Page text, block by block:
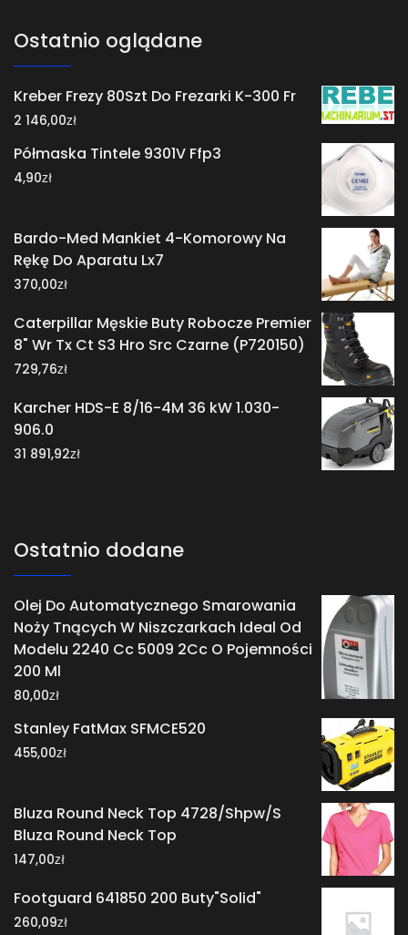
Ostatnio oglądane
Kreber Frezy 80Szt Do Frezarki K-300 Fr
2 146,00zł
Półmaska Tintele 9301V Ffp3
4,90zł
Bardo-Med Mankiet 4-Komorowy Na
Rękę Do Aparatu Lx7
370,00zł
Caterpillar Męskie Buty Robocze Premier
8" Wr Tx Ct S3 Hro Src Czarne (P720150)
729,76zł
Karcher HDS-E 8/16-4M 36 kW 1.030-
906.0
31 891,92zł
Ostatnio dodane
Olej Do Automatycznego Smarowania
Noży Tnących W Niszczarkach Ideal Od
Modelu 2240 Cc 5009 2Cc O Pojemności
200 Ml
80,00zł
Stanley FatMax SFMCE520
455,00zł
Bluza Round Neck Top 4728/Shpw/S
Bluza Round Neck Top
147,00zł
Footguard 641850 200 Buty"Solid"
260,09zł